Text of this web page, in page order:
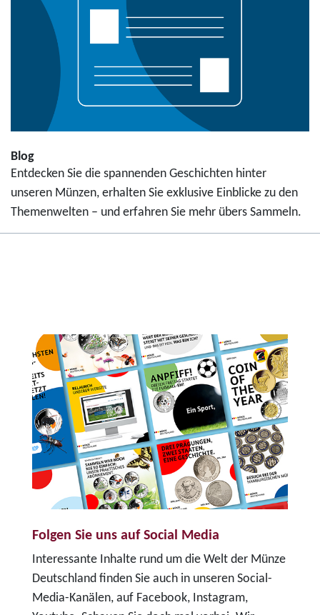
Blog
Entdecken Sie die spannenden Geschichten hinter
unseren Münzen, erhalten Sie exklusive Einblicke zu den
Themenwelten – und erfahren Sie mehr übers Sammeln.
Folgen Sie uns auf Social Media
Interessante Inhalte rund um die Welt der Münze
Deutschland finden Sie auch in unseren Social-
Media-Kanälen, auf Facebook, Instagram,